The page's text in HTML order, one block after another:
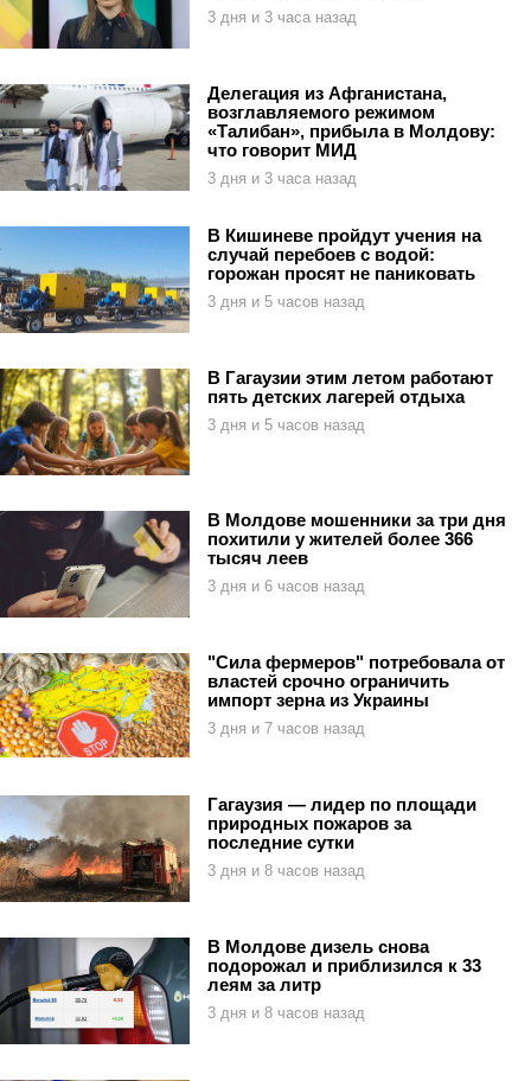
3 дня и 3 часа назад
Делегация из Афганистана,
возглавляемого режимом
«Талибан», прибыла в Молдову:
что говорит МИД
3 дня и 3 часа назад
В Кишиневе пройдут учения на
случай перебоев с водой:
горожан просят не паниковать
3 дня и 5 часов назад
В Гагаузии этим летом работают
пять детских лагерей отдыха
3 дня и 5 часов назад
В Молдове мошенники за три дня
похитили у жителей более 366
тысяч леев
3 дня и 6 часов назад
"Сила фермеров" потребовала от
властей срочно ограничить
импорт зерна из Украины
3 дня и 7 часов назад
Гагаузия — лидер по площади
природных пожаров за
последние сутки
3 дня и 8 часов назад
В Молдове дизель снова
подорожал и приблизился к 33
леям за литр
3 дня и 8 часов назад